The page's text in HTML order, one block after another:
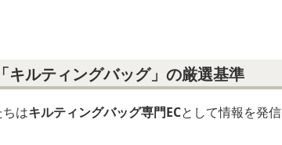
キルティングバッグ」の厳選基準
はキルティングバッグ専門ECとして情報を発